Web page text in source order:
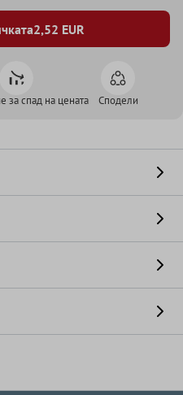
2,52 EUR
за спад на цената Сподели